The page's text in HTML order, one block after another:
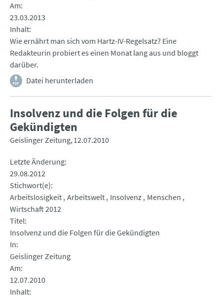
Am
23.03.2013
Inhalt
Wie ernährt man sich vom Hartz-IV-Regelsatz? Eine
Redakteurin probiert es einen Monat lang aus und bloggt
darüber.
Datei herunterladen
Insolvenz und die Folgen für die
Gekündigten
Geislinger Zeitung 12.07.2010
Letzte Änderung
29.08.2012
Stichwort(e)
Arbeitslosigkeit Arbeitswelt Insolvenz Menschen
Wirtschaft 2012
Titel
Insolvenz und die Folgen für die Gekündigten
In
Geislinger Zeitung
Am
12.07.2010
Inhalt